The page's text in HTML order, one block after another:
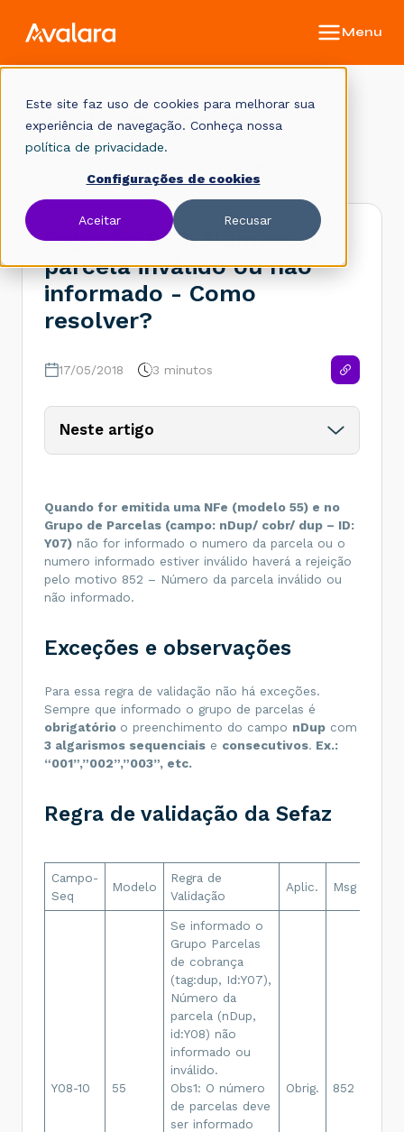
Este site faz uso de cookies para melhorar sua
experiência de navegação. Conheça nossa
política de privacidade.
Configurações de cookies
Aceitar Recusar
Base de conhecimento
Rejeição 852: Número da
parcela inválido ou não
informado - Como
resolver?
17/05/2018 3 minutos
Neste artigo
Quando for emitida uma NFe (modelo 55) e no
Grupo de Parcelas (campo: nDup/ cobr/ dup – ID:
Y07) não for informado o numero da parcela ou o
numero informado estiver inválido haverá a rejeição
pelo motivo 852 – Número da parcela inválido ou
não informado.
Exceções e observações
Para essa regra de validação não há exceções.
Sempre que informado o grupo de parcelas é
obrigatório o preenchimento do campo nDup com
3 algarismos sequenciais e consecutivos. Ex.:
“001”,”002”,”003”, etc.
Regra de validação da Sefaz
Campo-
Seq
Modelo
Regra de
Validação
Aplic. Msg
Y08-10 55
Se informado o
Grupo Parcelas
de cobrança
(tag:dup, Id:Y07),
Número da
parcela (nDup,
id:Y08) não
informado ou
inválido.
Obs1: O número
de parcelas deve
ser informado
Obrig. 852